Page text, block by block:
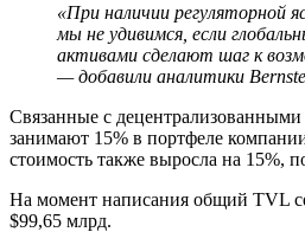
«При наличии регуляторной
мы не удивимся, если
активами сделают шаг к
— добавили аналитики
Связанные с
занимают 15% в портфеле
стоимость также выросла на 15%,
На момент написания общий TVL
$99,65 млрд.